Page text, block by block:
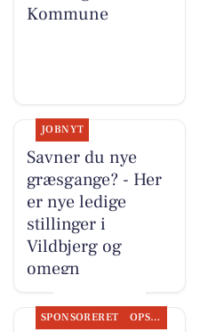
Kommune
JOBNYT
Savner du nye
græsgange? - Her
er nye ledige
stillinger i
Vildbjerg og
omegn
SPONSORERET OPSLAGSTAVLEN